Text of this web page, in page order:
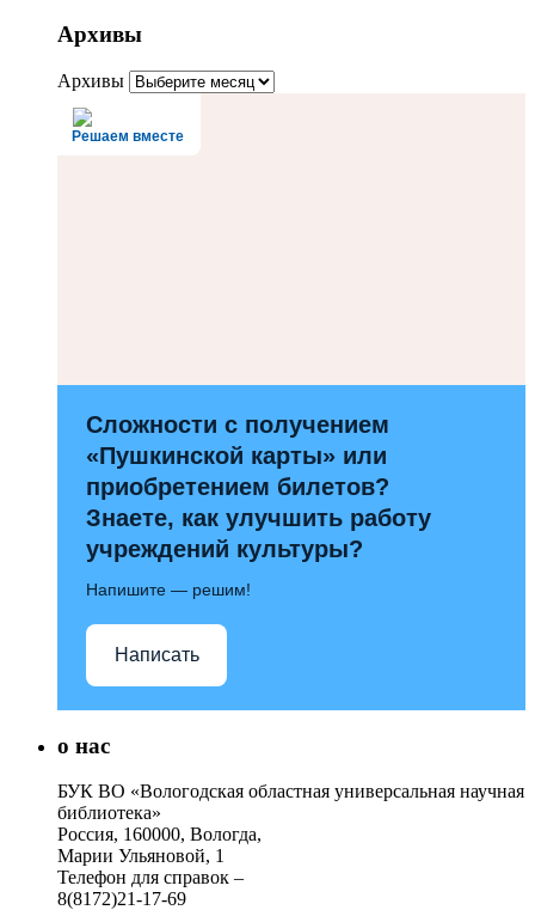
Архивы
Архивы
Решаем вместе
Сложности с получением
«Пушкинской карты» или
приобретением билетов?
Знаете, как улучшить работу
учреждений культуры?
Напишите — решим!
Написать
о нас
БУК ВО «Вологодская областная универсальная научная
библиотека»
Россия, 160000, Вологда,
Марии Ульяновой, 1
Телефон для справок –
8(8172)21-17-69